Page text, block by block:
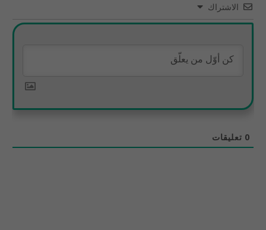
الاشتراك
0 تعليقات